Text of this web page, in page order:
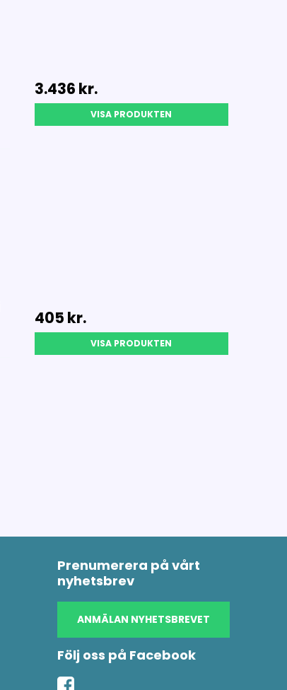
3.436 kr.
VISA PRODUKTEN
405 kr.
VISA PRODUKTEN
Prenumerera på vårt
nyhetsbrev
ANMÄLAN NYHETSBREVET
Följ oss på Facebook